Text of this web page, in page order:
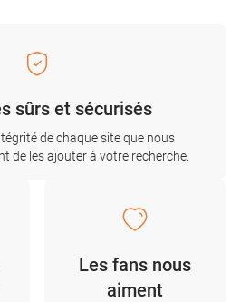
sûrs et sécurisés
de chaque site que nous
de les ajouter à votre recherche.
Les fans nous
aiment